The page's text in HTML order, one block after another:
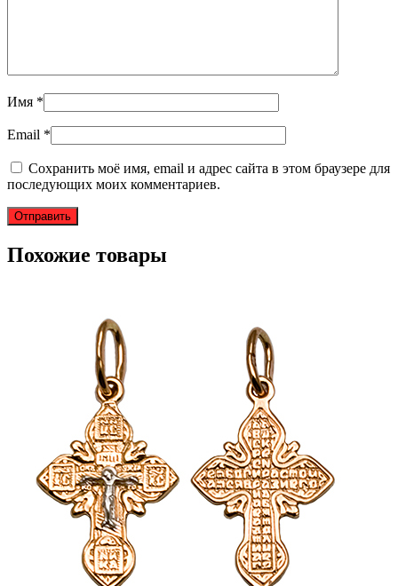
Имя *
Email *
Сохранить моё имя, email и адрес сайта в этом браузере для
последующих моих комментариев.
Похожие товары